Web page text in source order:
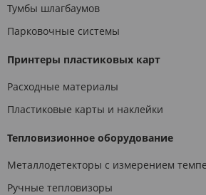
Тумбы шлагбаумов
Парковочные системы
Принтеры пластиковых карт
Расходные материалы
Пластиковые карты и наклейки
Тепловизионное оборудование
Металлодетекторы с измерением
Ручные тепловизоры